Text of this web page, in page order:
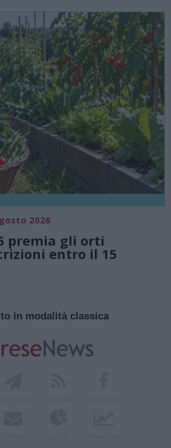
2026
premia gli orti
entro il 15
in modalità classica